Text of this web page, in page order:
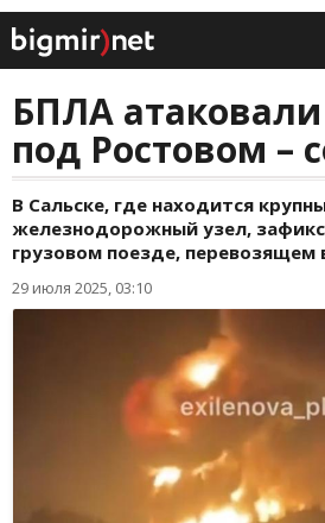
БПЛА
под Ростовом –
В Сальске, где находится
железнодорожный узел,
грузовом поезде,
29 июля 2025, 03:10